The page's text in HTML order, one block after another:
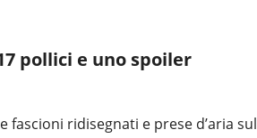
pollici e uno spoiler
ridisegnati e prese d’aria sul